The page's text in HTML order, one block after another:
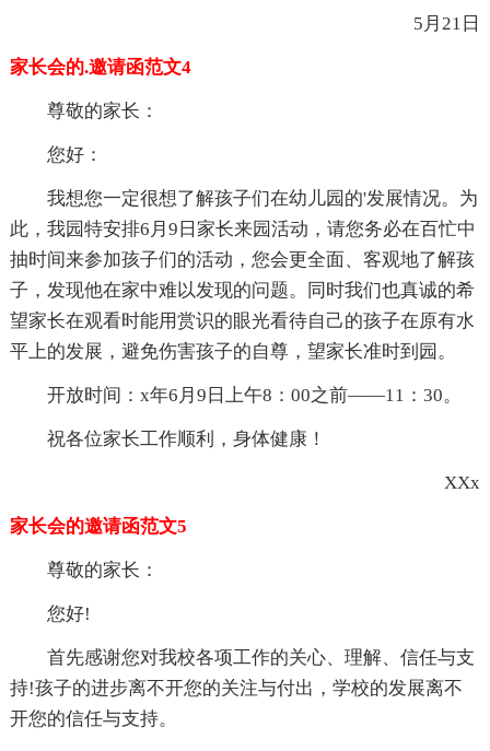
5月21日
家长会的.邀请函范文4
尊敬的家长：
您好：
我想您一定很想了解孩子们在幼儿园的'发展情况。为
此，我园特安排6月9日家长来园活动，请您务必在百忙中
抽时间来参加孩子们的活动，您会更全面、客观地了解孩
子，发现他在家中难以发现的问题。同时我们也真诚的希
望家长在观看时能用赏识的眼光看待自己的孩子在原有水
平上的发展，避免伤害孩子的自尊，望家长准时到园。
开放时间：x年6月9日上午8：00之前——11：30。
祝各位家长工作顺利，身体健康！
XXx
家长会的邀请函范文5
尊敬的家长：
您好!
首先感谢您对我校各项工作的关心、理解、信任与支
持!孩子的进步离不开您的关注与付出，学校的发展离不
开您的信任与支持。